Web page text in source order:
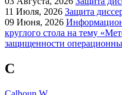
11 Июля, 2026 Защита
09 Июня, 2026
круглого стола на тему
защищенности
C